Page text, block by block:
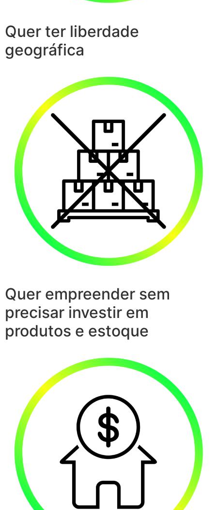
Quer ter liberdade
geográfica
Quer empreender sem
precisar investir em
produtos e estoque